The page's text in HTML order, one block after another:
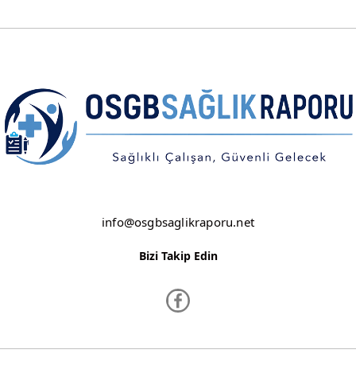
ORDU
OSMANİYE
SİVAS
info@osgbsaglikraporu.net
Bizi Takip Edin